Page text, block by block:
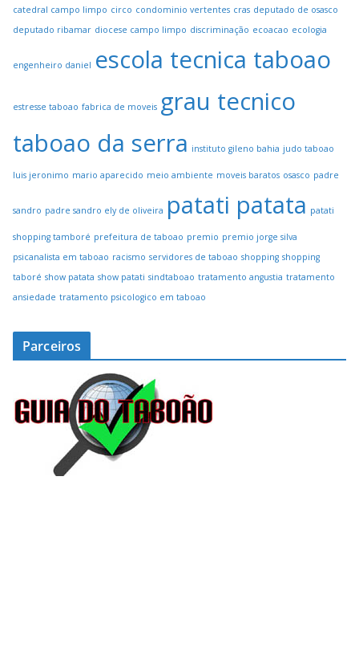
catedral campo limpo circo condominio vertentes cras deputado de osasco
deputado ribamar diocese campo limpo discriminação ecoacao ecologia
engenheiro daniel escola tecnica taboao
estresse taboao fabrica de moveis grau tecnico
taboao da serra instituto gileno bahia judo taboao
luis jeronimo mario aparecido meio ambiente moveis baratos osasco padre
sandro padre sandro ely de oliveira patati patata patati
shopping tamboré prefeitura de taboao premio premio jorge silva
psicanalista em taboao racismo servidores de taboao shopping shopping
taboré show patata show patati sindtaboao tratamento angustia tratamento
ansiedade tratamento psicologico em taboao
Parceiros